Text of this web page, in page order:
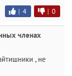
| 4 | 0
членах
, не